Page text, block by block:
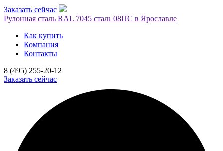
Заказать сейчас
Рулонная сталь RAL 7045 сталь 08ПС в Ярославле
Как купить
Компания
Контакты
8 (495) 255-20-12
Заказать сейчас